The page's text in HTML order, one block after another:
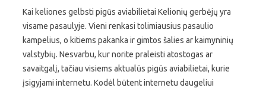
Kai keliones gelbsti pigūs aviabilietai Kelionių gerbėjų yra
visame pasaulyje. Vieni renkasi tolimiausius pasaulio
kampelius, o kitiems pakanka ir gimtos šalies ar kaimyninių
valstybių. Nesvarbu, kur norite praleisti atostogas ar
savaitgalį, tačiau visiems aktualūs pigūs aviabilietai, kurie
įsigyjami internetu. Kodėl būtent internetu daugeliui